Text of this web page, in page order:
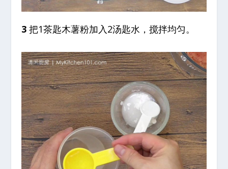
3 把1茶匙木薯粉加入2汤匙水，搅拌均匀。